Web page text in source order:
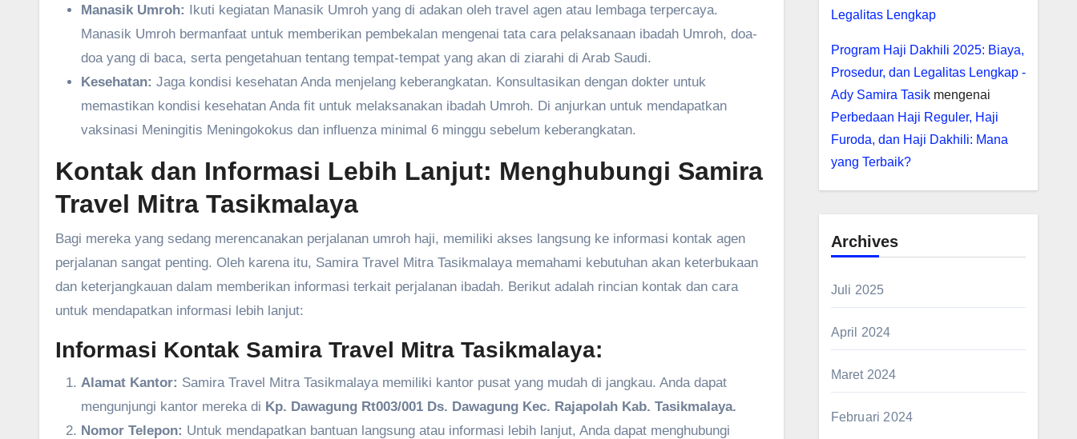
Manasik Umroh: Ikuti kegiatan Manasik Umroh yang di adakan oleh travel agen atau lembaga terpercaya.
Manasik Umroh bermanfaat untuk memberikan pembekalan mengenai tata cara pelaksanaan ibadah Umroh, doa-
doa yang di baca, serta pengetahuan tentang tempat-tempat yang akan di ziarahi di Arab Saudi.
Kesehatan: Jaga kondisi kesehatan Anda menjelang keberangkatan. Konsultasikan dengan dokter untuk
memastikan kondisi kesehatan Anda fit untuk melaksanakan ibadah Umroh. Di anjurkan untuk mendapatkan
vaksinasi Meningitis Meningokokus dan influenza minimal 6 minggu sebelum keberangkatan.
Kontak dan Informasi Lebih Lanjut: Menghubungi Samira
Travel Mitra Tasikmalaya
Bagi mereka yang sedang merencanakan perjalanan umroh haji, memiliki akses langsung ke informasi kontak agen
perjalanan sangat penting. Oleh karena itu, Samira Travel Mitra Tasikmalaya memahami kebutuhan akan keterbukaan
dan keterjangkauan dalam memberikan informasi terkait perjalanan ibadah. Berikut adalah rincian kontak dan cara
untuk mendapatkan informasi lebih lanjut:
Informasi Kontak Samira Travel Mitra Tasikmalaya:
Alamat Kantor: Samira Travel Mitra Tasikmalaya memiliki kantor pusat yang mudah di jangkau. Anda dapat
mengunjungi kantor mereka di Kp. Dawagung Rt003/001 Ds. Dawagung Kec. Rajapolah Kab. Tasikmalaya.
Nomor Telepon: Untuk mendapatkan bantuan langsung atau informasi lebih lanjut, Anda dapat menghubungi
Legalitas Lengkap
Program Haji Dakhili 2025: Biaya,
Prosedur, dan Legalitas Lengkap -
Ady Samira Tasikmengenai
Perbedaan Haji Reguler, Haji
Furoda, dan Haji Dakhili: Mana
yang Terbaik?
Archives
Juli 2025
April 2024
Maret 2024
Februari 2024